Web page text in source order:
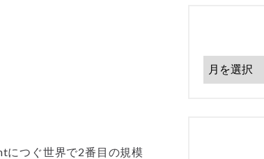
につぐ世界で2番目の規模